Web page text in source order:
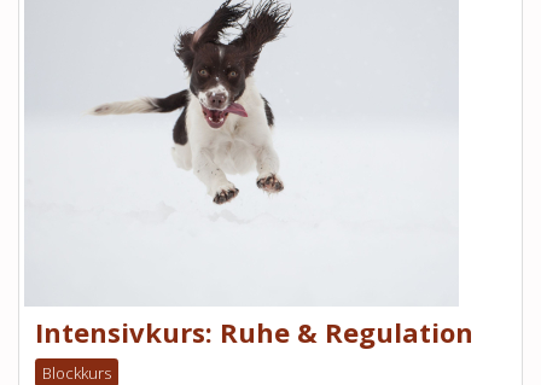
Intensivkurs: Ruhe & Regulation
Blockkurs